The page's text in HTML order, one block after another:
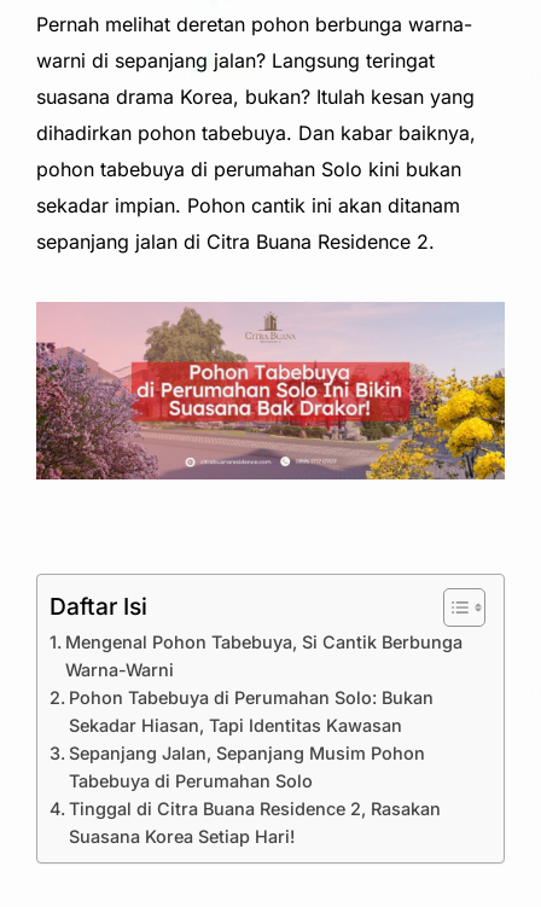
Pernah melihat deretan pohon berbunga warna-
warni di sepanjang jalan? Langsung teringat
suasana drama Korea, bukan? Itulah kesan yang
dihadirkan pohon tabebuya. Dan kabar baiknya,
pohon tabebuya di perumahan Solo kini bukan
sekadar impian. Pohon cantik ini akan ditanam
sepanjang jalan di Citra Buana Residence 2.
Daftar Isi
Mengenal Pohon Tabebuya, Si Cantik Berbunga
Warna-Warni
Pohon Tabebuya di Perumahan Solo: Bukan
Sekadar Hiasan, Tapi Identitas Kawasan
Sepanjang Jalan, Sepanjang Musim Pohon
Tabebuya di Perumahan Solo
Tinggal di Citra Buana Residence 2, Rasakan
Suasana Korea Setiap Hari!